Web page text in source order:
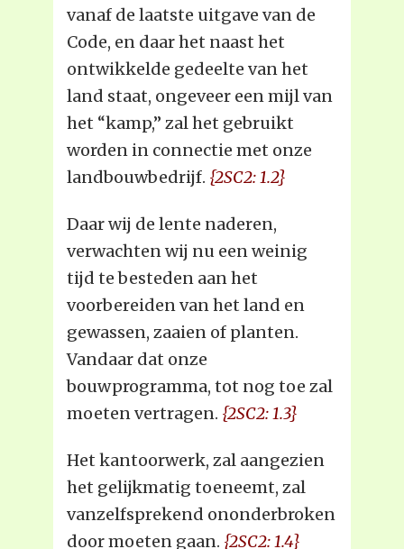
vanaf de laatste uitgave van de
Code, en daar het naast het
ontwikkelde gedeelte van het
land staat, ongeveer een mijl van
het “kamp,” zal het gebruikt
worden in connectie met onze
landbouwbedrijf. {2SC2: 1.2}
Daar wij de lente naderen,
verwachten wij nu een weinig
tijd te besteden aan het
voorbereiden van het land en
gewassen, zaaien of planten.
Vandaar dat onze
bouwprogramma, tot nog toe zal
moeten vertragen. {2SC2: 1.3}
Het kantoorwerk, zal aangezien
het gelijkmatig toeneemt, zal
vanzelfsprekend ononderbroken
door moeten gaan. {2SC2: 1.4}